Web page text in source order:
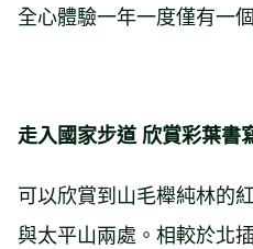
全心體驗一年一度僅有一
走入國家步道 欣賞彩葉書
可以欣賞到山毛櫸純林的
與太平山兩處。相較於北